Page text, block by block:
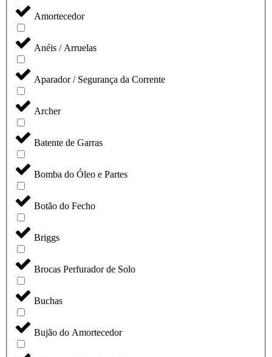
Amortecedor
Anéis / Arruelas
Aparador / Segurança da Corrente
Archer
Batente de Garras
Bomba do Óleo e Partes
Botão do Fecho
Briggs
Brocas Perfurador de Solo
Buchas
Bujão do Amortecedor